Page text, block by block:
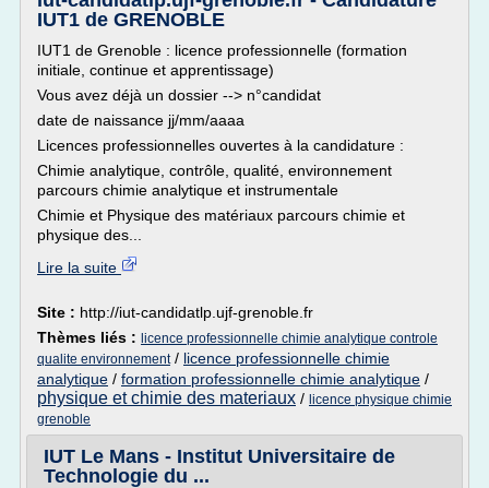
IUT1 de GRENOBLE
IUT1 de Grenoble : licence professionnelle (formation
initiale, continue et apprentissage)
Vous avez déjà un dossier --> n°candidat
date de naissance jj/mm/aaaa
Licences professionnelles ouvertes à la candidature :
Chimie analytique, contrôle, qualité, environnement
parcours chimie analytique et instrumentale
Chimie et Physique des matériaux parcours chimie et
physique des...
Lire la suite
Site : http://iut-candidatlp.ujf-grenoble.fr
Thèmes liés : licence professionnelle chimie analytique controle
qualite environnement/ licence professionnelle chimie
analytique / formation professionnelle chimie analytique /
physique et chimie des materiaux / licence physique chimie
grenoble
IUT Le Mans - Institut Universitaire de
Technologie du ...